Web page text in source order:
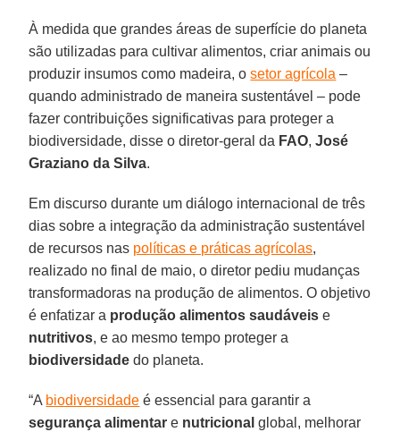
À medida que grandes áreas de superfície do planeta
são utilizadas para cultivar alimentos, criar animais ou
produzir insumos como madeira, osetor agrícola –
quando administrado de maneira sustentável – pode
fazer contribuições significativas para proteger a
biodiversidade, disse o diretor-geral da FAO,José
Graziano da Silva.
Em discurso durante um diálogo internacional de três
dias sobre a integração da administração sustentável
de recursos nas políticas e práticas agrícolas,
realizado no final de maio, o diretor pediu mudanças
transformadoras na produção de alimentos. O objetivo
é enfatizar a produção alimentos saudáveise
nutritivos, e ao mesmo tempo proteger a
biodiversidade do planeta.
“A biodiversidade é essencial para garantir a
segurança alimentare nutricional global, melhorar